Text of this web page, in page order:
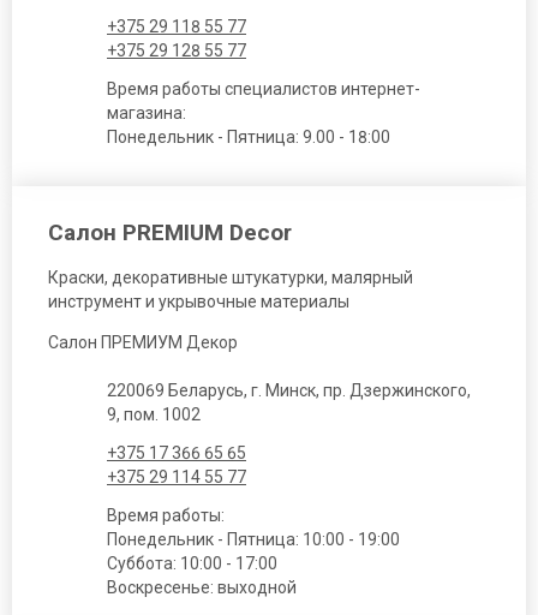
+375 29 118 55 77
+375 29 128 55 77
Время работы специалистов интернет-
магазина:
Понедельник - Пятница: 9.00 - 18:00
Салон PREMIUM Decor
Краски, декоративные штукатурки, малярный
инструмент и укрывочные материалы
Салон ПРЕМИУМ Декор
220069 Беларусь, г. Минск, пр. Дзержинского,
9, пом. 1002
+375 17 366 65 65
+375 29 114 55 77
Время работы:
Понедельник - Пятница: 10:00 - 19:00
Суббота: 10:00 - 17:00
Воскресенье: выходной